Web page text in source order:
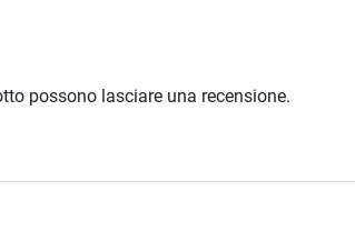
possono lasciare una recensione.